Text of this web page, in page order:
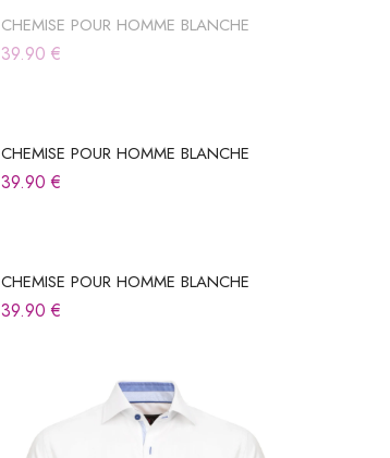
CHEMISE POUR HOMME BLANCHE
39.90 €
CHEMISE POUR HOMME BLANCHE
39.90€
CHEMISE POUR HOMME BLANCHE
39.90€